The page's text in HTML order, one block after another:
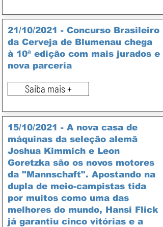
21/10/2021 - Concurso Brasileiro
da Cerveja de Blumenau chega
à 10ª edição com mais jurados e
nova parceria
Saiba mais +
15/10/2021 - A nova casa de
máquinas da seleção alemã
Joshua Kimmich e Leon
Goretzka são os novos motores
da "Mannschaft". Apostando na
dupla de meio-campistas tida
por muitos como uma das
melhores do mundo, Hansi Flick
já garantiu cinco vitórias e a